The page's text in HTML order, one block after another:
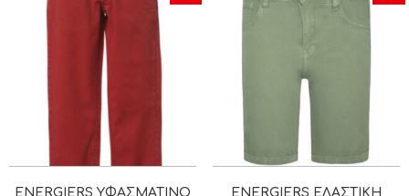
ENERGIERS ΥΦΑΣΜΆΤΙΝΟ ENERGIERS ΕΛΑΣΤΙΚΉ